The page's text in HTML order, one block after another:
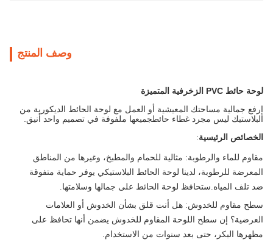
وصف المنتج
لوحة حائط PVC الزخرفية المتميزة
إرفع جمالية مساحتك المعيشية أو العمل مع لوحة الحائط الديكورية من
البلاستيك ليس مجرد غطاء حائطجميعها ملفوفة في تصميم واحد أنيق.
الخصائص الرئيسية:
مقاوم للماء والرطوبة: مثالية للحمام والمطبخ، وغيرها من المناطق
المعرضة للرطوبة، لدينا لوحة الحائط البلاستيكي يوفر حماية متفوقة
ضد تلف المياه.ستحافظ لوحة الحائط على جمالها وسلامتها.
سطح مقاوم للخدوش : هل أنت قلق بشأن الخدوش أو العلامات
العرضية؟ إن سطح اللوحة المقاوم للخدوش يضمن أنها تحافظ على
مظهرها البكر، حتى بعد سنوات من الاستخدام.